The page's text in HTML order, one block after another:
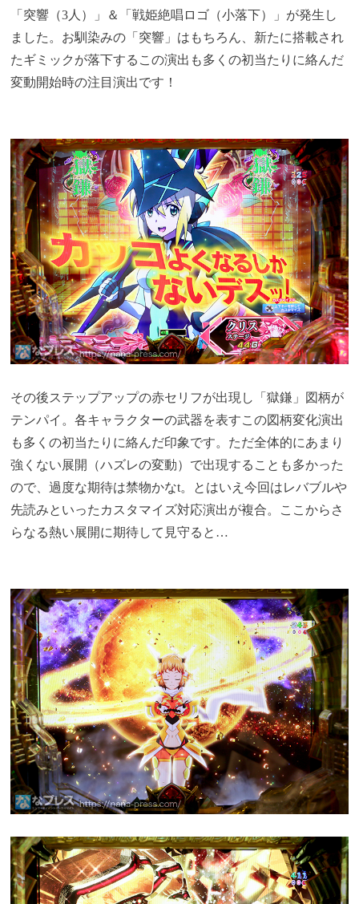
「突響（3人）」＆「戦姫絶唱ロゴ（小落下）」が発生し
ました。お馴染みの「突響」はもちろん、新たに搭載され
たギミックが落下するこの演出も多くの初当たりに絡んだ
変動開始時の注目演出です！
その後ステップアップの赤セリフが出現し「獄鎌」図柄が
テンパイ。各キャラクターの武器を表すこの図柄変化演出
も多くの初当たりに絡んだ印象です。ただ全体的にあまり
強くない展開（ハズレの変動）で出現することも多かった
ので、過度な期待は禁物かなt。とはいえ今回はレバブルや
先読みといったカスタマイズ対応演出が複合。ここからさ
らなる熱い展開に期待して見守ると…